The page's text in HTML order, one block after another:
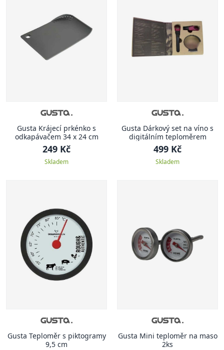
Gusta Krájecí prkénko s
odkapávačem 34 x 24 cm
249 Kč
Skladem
Gusta Dárkový set na víno s
digitálním teploměrem
499 Kč
Skladem
Gusta Teploměr s piktogramy
9,5 cm
Gusta Mini teploměr na maso
2ks